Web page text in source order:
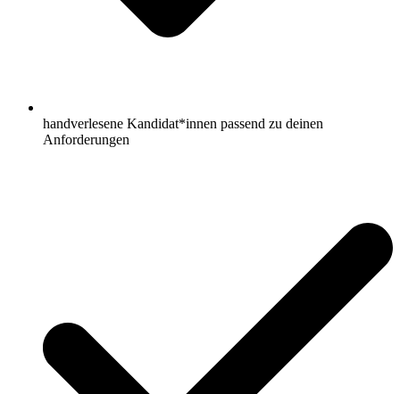
handverlesene Kandidat*innen passend zu deinen
Anforderungen